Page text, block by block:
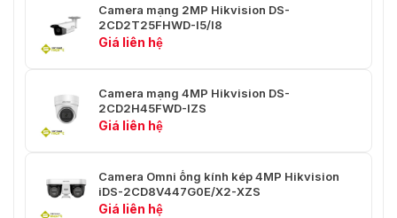
Luồng
50 Hz: 10 fps (1920 × 1080, 1280 × 720, 640
× 480, 640 × 360)
60 Hz: 10 fps (1920 × 1080, 1280 × 720, 640
đặt nhất định.
Luồng chính: H.265/H.264/H.264+/H.265+,
*Luồng thứ ba được hỗ trợ dưới một số cài
đặt nhất định.
Camera mạng 2MP Hikvision DS-
2CD2T25FHWD-I5/I8
Giá liên hệ
Camera mạng 4MP Hikvision DS-
2CD2H45FWD-IZS
Giá liên hệ
Camera Omni ống kính kép 4MP Hikvision
iDS-2CD8V447G0E/X2-XZS
Giá liên hệ